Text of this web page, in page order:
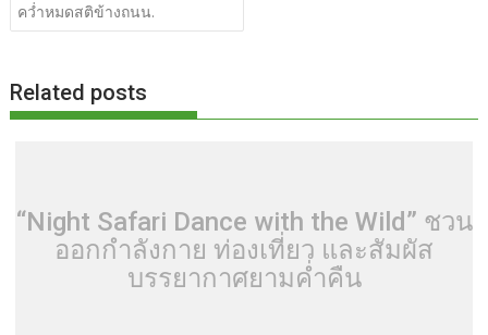
o
k
t er
k
คว่ำหมดสติข้างถนน.
Related posts
“Night Safari Dance with the Wild” ชวน
ออกกำลังกาย ท่องเที่ยว และสัมผัส
บรรยากาศยามค่ำคืน